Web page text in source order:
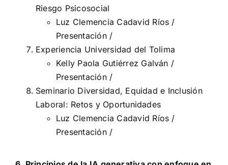
Riesgo Psicosocial
Luz Clemencia Cadavid Ríos /
Presentación /
Experiencia Universidad del Tolima
Kelly Paola Gutiérrez Galván /
Presentación/
Seminario Diversidad, Equidad e Inclusión
Laboral: Retos y Oportunidades
Luz Clemencia Cadavid Ríos /
Presentación/